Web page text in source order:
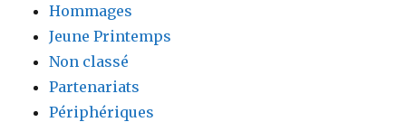
Hommages
Jeune Printemps
Non classé
Partenariats
Périphériques